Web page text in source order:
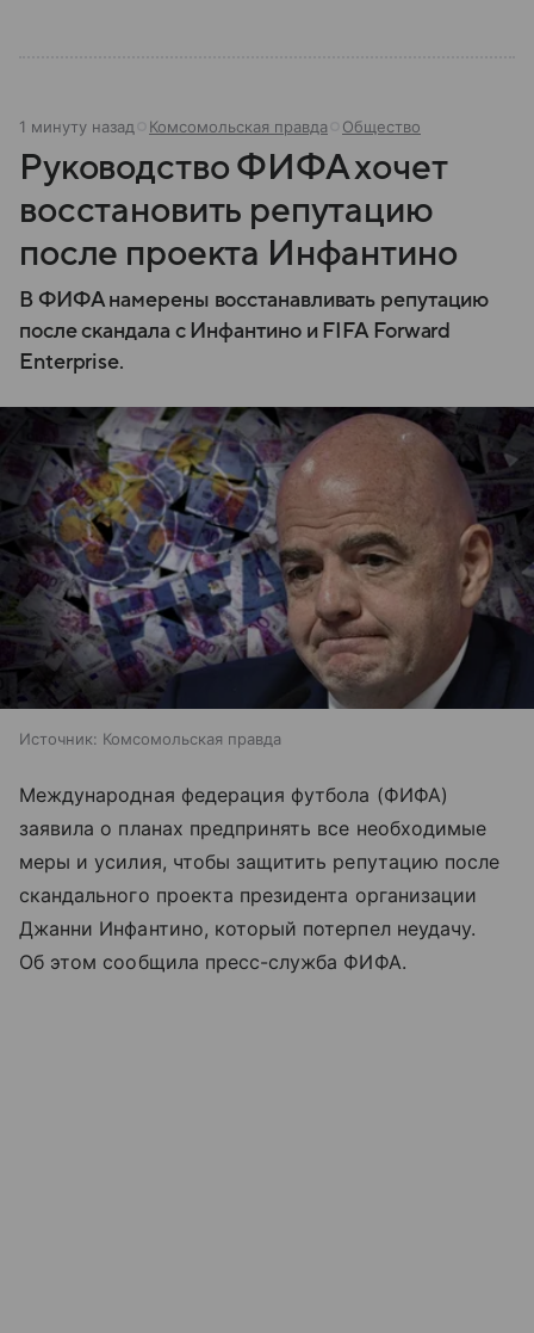
1 минуту назад Комсомольская правда Общество
Руководство ФИФА хочет
восстановить репутацию
после проекта Инфантино
В ФИФА намерены восстанавливать репутацию
после скандала с Инфантино и FIFA Forward
Enterprise.
Источник: Комсомольская правда
Международная федерация футбола (ФИФА)
заявила о планах предпринять все необходимые
меры и усилия, чтобы защитить репутацию после
скандального проекта президента организации
Джанни Инфантино, который потерпел неудачу.
Об этом сообщила пресс-служба ФИФА.